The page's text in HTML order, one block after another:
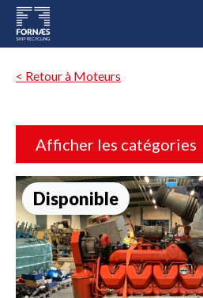
< Retour à Moteurs
Afficher les catégories
Disponible